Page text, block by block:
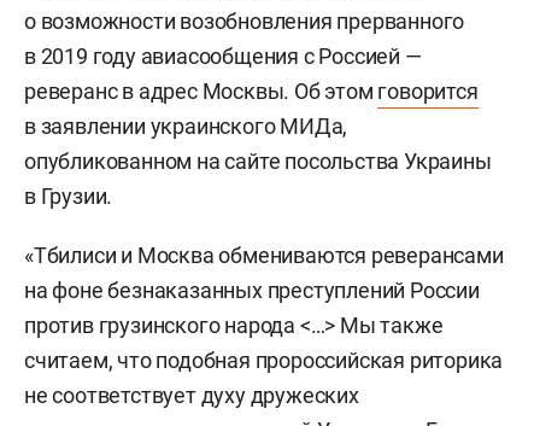
о возможности возобновления прерванного
в 2019 году авиасообщения с Россией —
реверанс в адрес Москвы. Об этом говорится
в заявлении украинского МИДа,
опубликованном на сайте посольства Украины
в Грузии.
«Тбилиси и Москва обмениваются реверансами
на фоне безнаказанных преступлений России
против грузинского народа <…> Мы также
считаем, что подобная пророссийская риторика
не соответствует духу дружеских